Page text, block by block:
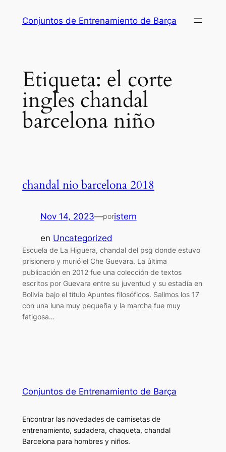
Conjuntos de Entrenamiento de Barça
Etiqueta: el corte
ingles chandal
barcelona niño
chandal nio barcelona 2018
Nov 14, 2023—poristern
en Uncategorized
Escuela de La Higuera, chandal del psg donde estuvo
prisionero y murió el Che Guevara. La última
publicación en 2012 fue una colección de textos
escritos por Guevara entre su juventud y su estadía en
Bolivia bajo el título Apuntes filosóficos. Salimos los 17
con una luna muy pequeña y la marcha fue muy
fatigosa…
Conjuntos de Entrenamiento de Barça
Encontrar las novedades de camisetas de
entrenamiento, sudadera, chaqueta, chandal
Barcelona para hombres y niños.